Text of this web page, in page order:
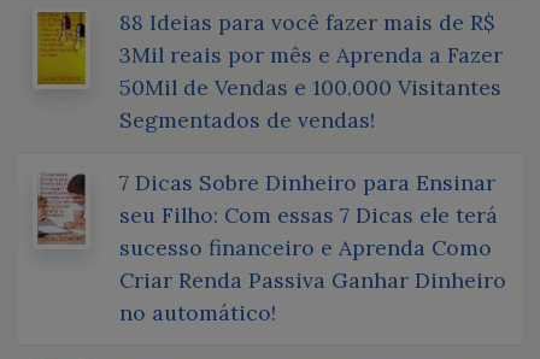
88 Ideias para você fazer mais de R$
3Mil reais por mês e Aprenda a Fazer
50Mil de Vendas e 100.000 Visitantes
Segmentados de vendas!
7 Dicas Sobre Dinheiro para Ensinar
seu Filho: Com essas 7 Dicas ele terá
sucesso financeiro e Aprenda Como
Criar Renda Passiva Ganhar Dinheiro
no automático!